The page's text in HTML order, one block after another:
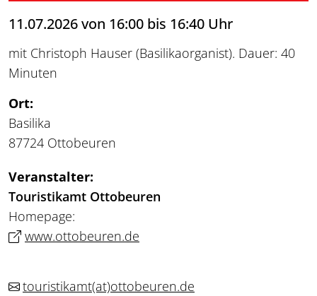
11.07.2026 von 16:00 bis 16:40 Uhr
mit Christoph Hauser (Basilikaorganist). Dauer: 40
Minuten
Ort:
Basilika
87724 Ottobeuren
Veranstalter:
Touristikamt Ottobeuren
Homepage:
www.ottobeuren.de
touristikamt(at)ottobeuren.de